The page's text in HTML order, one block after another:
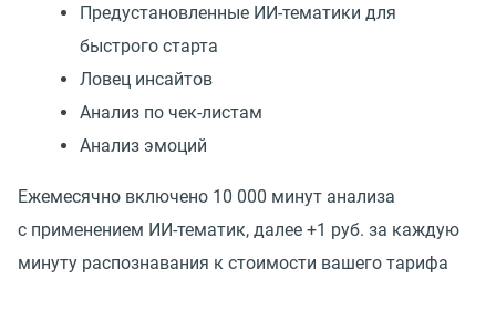
Предустановленные ИИ-тематики для
быстрого старта
Ловец инсайтов
Анализ по чек-листам
Анализ эмоций
Ежемесячно включено 10 000 минут анализа
с применением ИИ-тематик, далее +1 руб. за каждую
минуту распознавания к стоимости вашего тарифа